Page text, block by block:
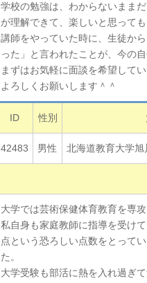
学校の勉強は、わからないまま
が理解できて、楽しいと思って
講師をやっていた時に、生徒か
った」と言われたことが、今の
まずはお気軽に面談を希望して
よろしくお願いします＾＾
ID 性別
42483 男性 北海道教育大学
大学では芸術保健体育教育を専
私自身も家庭教師に指導を受け
点という恐ろしい点数をとって
た。
大学受験も部活に熱を入れ過ぎ